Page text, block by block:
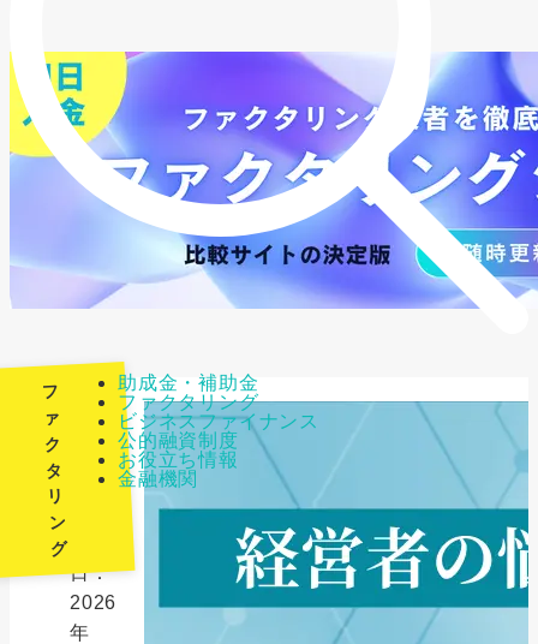
助成金・補助金
ファクタリング
ビジネスファイナンス
公的融資制度
お役立ち情報
金融機関
フ
ァ
ク
タ
リ
ン
グ
日：
2026
年